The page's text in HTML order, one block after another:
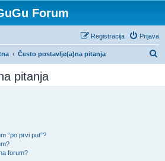
Forum
Prijava
Registracija
Često postavlje(a)na pitanja
pitanja
“po prvi put”?
forum?